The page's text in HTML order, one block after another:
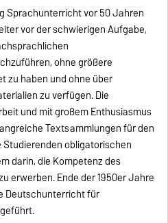
Sprachunterricht vor 50 Jahren
vor der schwierigen Aufgabe,
ohne größere
zu haben und ohne über
zu verfügen. Die
und mit großem Enthusiasmus
Textsammlungen für den
Studierenden obligatorischen
darin, die Kompetenz des
erwerben. Ende der 1950er Jahre
Deutschunterricht für